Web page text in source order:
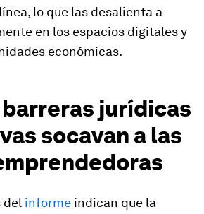
lo que las desalienta a
en los espacios digitales y
económicas.
barreras jurídicas
socavan a las
del informe indican que la